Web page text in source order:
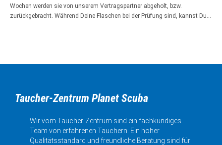
Wochen werden sie von unserem Vertragspartner abgeholt, bzw.
zurückgebracht. Während Deine Flaschen bei der Prüfung sind, kannst Du…
Taucher-Zentrum Planet Scuba
Wir vom Taucher-Zentrum sind ein fachkundiges
Team von erfahrenen Tauchern. Ein hoher
Qualitätsstandard und freundliche Beratung sind für